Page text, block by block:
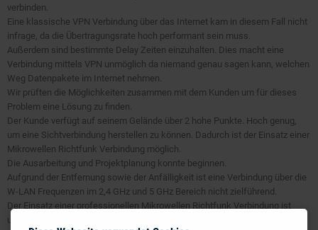
verbinden.
Eine klassische VPN Verbindung über das Internet kam in diesem Fall nicht
infrage, da die Übertragungsrate hoch performant sein muss.
Außerdem sind bestimmte Delay Zeiten einzuhalten. Dies macht eine
Verbindung mittels VPN unmöglich da niemand genau sagen kann, welchen
Weg Datenpakete im Internet nehmen.
Wir prüften die Möglichkeiten zusammen mit dem Kunden um für dieses
Problem eine Lösung zu finden.
Der Kunde verfügt auf seinem Gelände über 2 hohe Punkte. Hoch genug,
um eine Sichtverbindung herstellen zu können. Dadurch ist der Einsatz einer
Mikrowellen Richtfunk Verbindung möglich.
Die Ausarbeitung und Projektplanung konnte beginnen.
Aufgrund der Entfernung sowie der Anfälligkeit ist eine Verbindung über die
W-LAN Frequenzen im 2,4 GHz und 5 GHz Bereich nicht zielführend.
Der Einsatz einer professionellen Mikrowellen Richtfunk Verbindung ist
unumgänglich.